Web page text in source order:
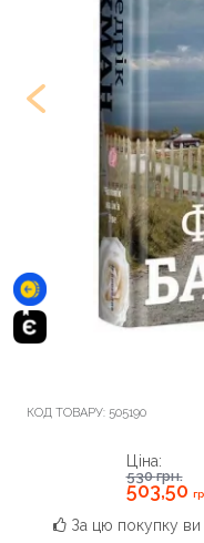
КОД ТОВАРУ: 505190
Ціна:
530грн.
503,50
За цю покупку